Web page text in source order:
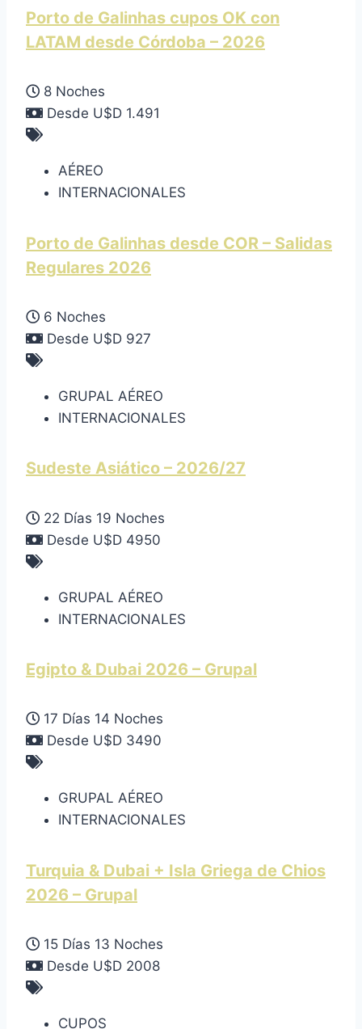
Porto de Galinhas cupos OK con
LATAM desde Córdoba – 2026
8 Noches
Desde U$D 1.491
AÉREO
INTERNACIONALES
Porto de Galinhas desde COR – Salidas
Regulares 2026
6 Noches
Desde U$D 927
GRUPAL AÉREO
INTERNACIONALES
Sudeste Asiático – 2026/27
22 Días 19 Noches
Desde U$D 4950
GRUPAL AÉREO
INTERNACIONALES
Egipto & Dubai 2026 – Grupal
17 Días 14 Noches
Desde U$D 3490
GRUPAL AÉREO
INTERNACIONALES
Turquia & Dubai + Isla Griega de Chios
2026 – Grupal
15 Días 13 Noches
Desde U$D 2008
CUPOS